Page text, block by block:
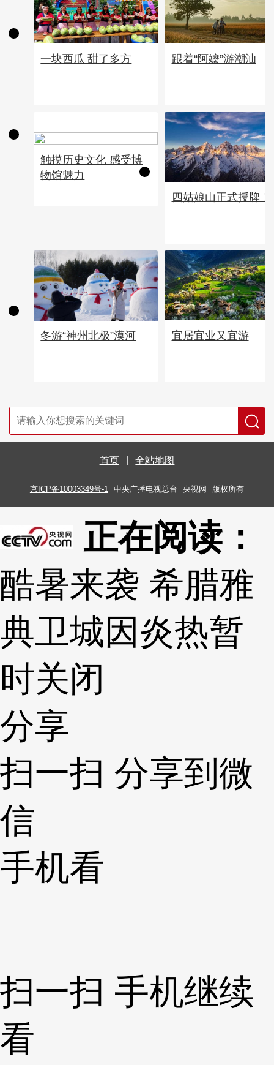
一块西瓜 甜了多方 跟着“阿嬷”游潮汕
触摸历史文化 感受博
物馆魅力
四姑娘山正式授牌！
冬游“神州北极”漠河 宜居宜业又宜游
首页 全站地图
京ICP备10003349号-1 中央广播电视总台 央视网 版权所有
正在阅读：
酷暑来袭 希腊雅
典卫城因炎热暂
时关闭
分享
扫一扫 分享到微
信
手机看
扫一扫 手机继续
看